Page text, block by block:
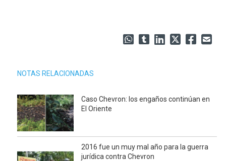
NOTAS RELACIONADAS
Caso Chevron: los engaños continúan en
El Oriente
2016 fue un muy mal año para la guerra
jurídica contra Chevron